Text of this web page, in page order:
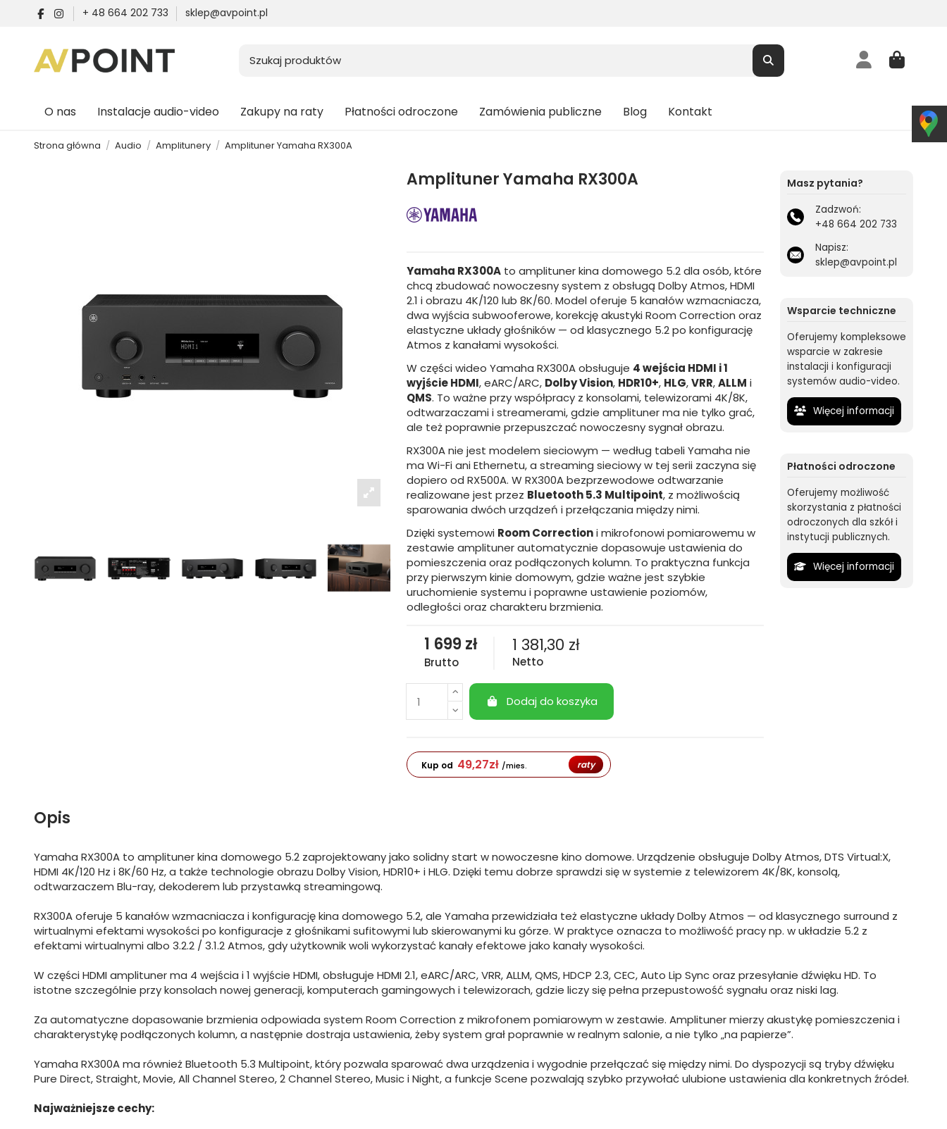
+ 48 664 202 733 sklep@avpoint.pl
O nas Instalacje audio-video Zakupy na raty Płatności odroczone Zamówienia publiczne Blog Kontakt
Strona główna Audio Amplitunery Amplituner Yamaha RX300A
Amplituner Yamaha RX300A
Yamaha RX300A to amplituner kina domowego 5.2 dla osób, które
chcą zbudować nowoczesny system z obsługą Dolby Atmos, HDMI
2.1 i obrazu 4K/120 lub 8K/60. Model oferuje 5 kanałów wzmacniacza,
dwa wyjścia subwooferowe, korekcję akustyki Room Correction oraz
elastyczne układy głośników — od klasycznego 5.2 po konfigurację
Atmos z kanałami wysokości.
W części wideo Yamaha RX300A obsługuje 4 wejścia HDMI i 1
wyjście HDMI, eARC/ARC, Dolby Vision, HDR10+, HLG,VRR,ALLM i
QMS. To ważne przy współpracy z konsolami, telewizorami 4K/8K,
odtwarzaczami i streamerami, gdzie amplituner ma nie tylko grać,
ale też poprawnie przepuszczać nowoczesny sygnał obrazu.
RX300A nie jest modelem sieciowym — według tabeli Yamaha nie
ma Wi-Fi ani Ethernetu, a streaming sieciowy w tej serii zaczyna się
dopiero od RX500A. W RX300A bezprzewodowe odtwarzanie
realizowane jest przez Bluetooth 5.3 Multipoint, z możliwością
sparowania dwóch urządzeń i przełączania między nimi.
Dzięki systemowi Room Correctioni mikrofonowi pomiarowemu w
zestawie amplituner automatycznie dopasowuje ustawienia do
pomieszczenia oraz podłączonych kolumn. To praktyczna funkcja
przy pierwszym kinie domowym, gdzie ważne jest szybkie
uruchomienie systemu i poprawne ustawienie poziomów,
odległości oraz charakteru brzmienia.
1 699 zł
Brutto
1 381,30 zł
Netto
Dodaj do koszyka
Kup od 49,27zł /mies. raty
Masz pytania?
Zadzwoń:
+48 664 202 733
Napisz:
sklep@avpoint.pl
Wsparcie techniczne
Oferujemy kompleksowe
wsparcie w zakresie
instalacji i konfiguracji
systemów audio-video.
Więcej informacji
Płatności odroczone
Oferujemy możliwość
skorzystania z płatności
odroczonych dla szkół i
instytucji publicznych.
Więcej informacji
Opis
Yamaha RX300A to amplituner kina domowego 5.2 zaprojektowany jako solidny start w nowoczesne kino domowe. Urządzenie obsługuje Dolby Atmos, DTS Virtual:X,
HDMI 4K/120 Hz i 8K/60 Hz, a także technologie obrazu Dolby Vision, HDR10+ i HLG. Dzięki temu dobrze sprawdzi się w systemie z telewizorem 4K/8K, konsolą,
odtwarzaczem Blu-ray, dekoderem lub przystawką streamingową.
RX300A oferuje 5 kanałów wzmacniacza i konfigurację kina domowego 5.2, ale Yamaha przewidziała też elastyczne układy Dolby Atmos — od klasycznego surround z
wirtualnymi efektami wysokości po konfiguracje z głośnikami sufitowymi lub skierowanymi ku górze. W praktyce oznacza to możliwość pracy np. w układzie 5.2 z
efektami wirtualnymi albo 3.2.2 / 3.1.2 Atmos, gdy użytkownik woli wykorzystać kanały efektowe jako kanały wysokości.
W części HDMI amplituner ma 4 wejścia i 1 wyjście HDMI, obsługuje HDMI 2.1, eARC/ARC, VRR, ALLM, QMS, HDCP 2.3, CEC, Auto Lip Sync oraz przesyłanie dźwięku HD. To
istotne szczególnie przy konsolach nowej generacji, komputerach gamingowych i telewizorach, gdzie liczy się pełna przepustowość sygnału oraz niski lag.
Za automatyczne dopasowanie brzmienia odpowiada system Room Correction z mikrofonem pomiarowym w zestawie. Amplituner mierzy akustykę pomieszczenia i
charakterystykę podłączonych kolumn, a następnie dostraja ustawienia, żeby system grał poprawnie w realnym salonie, a nie tylko „na papierze”.
Yamaha RX300A ma również Bluetooth 5.3 Multipoint, który pozwala sparować dwa urządzenia i wygodnie przełączać się między nimi. Do dyspozycji są tryby dźwięku
Pure Direct, Straight, Movie, All Channel Stereo, 2 Channel Stereo, Music i Night, a funkcje Scene pozwalają szybko przywołać ulubione ustawienia dla konkretnych źródeł.
Najważniejsze cechy: